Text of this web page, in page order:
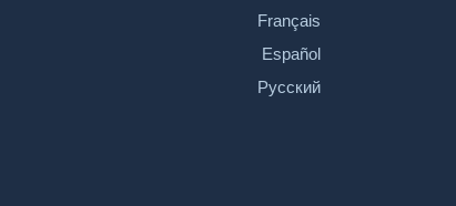
Français
Español
Русский